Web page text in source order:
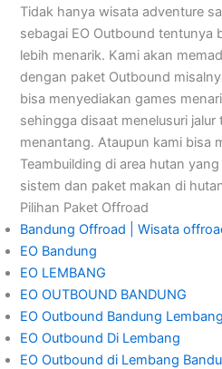
Tidak hanya wisata adventure
sebagai EO Outbound tentunya
lebih menarik. Kami akan
dengan paket Outbound
bisa menyediakan games
sehingga disaat menelusuri
menantang. Ataupun kami bisa
Teambuilding di area hutan
sistem dan paket makan di
Pilihan Paket Offroad
Bandung Offroad | Wisata
EO Bandung
EO LEMBANG
EO OUTBOUND BANDUNG
EO Outbound Bandung
EO Outbound Di Lembang
EO Outbound di Lembang